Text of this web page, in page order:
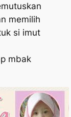
memilih
si imut
mbak